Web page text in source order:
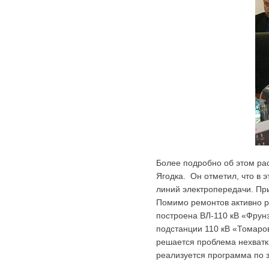
Более подробно об этом
Ягодка. Он отметил, что в
линий электропередачи.
Помимо ремонтов активно
построена ВЛ-110 кВ
подстанции 110 кВ
решается проблема
реализуется программа